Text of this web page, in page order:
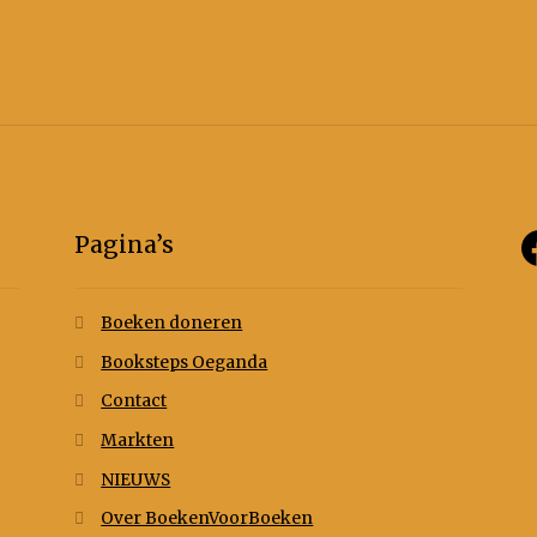
Pagina’s
Boeken doneren
Booksteps Oeganda
Contact
Markten
NIEUWS
Over BoekenVoorBoeken